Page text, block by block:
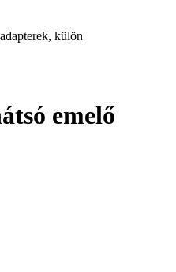
külön
emelő